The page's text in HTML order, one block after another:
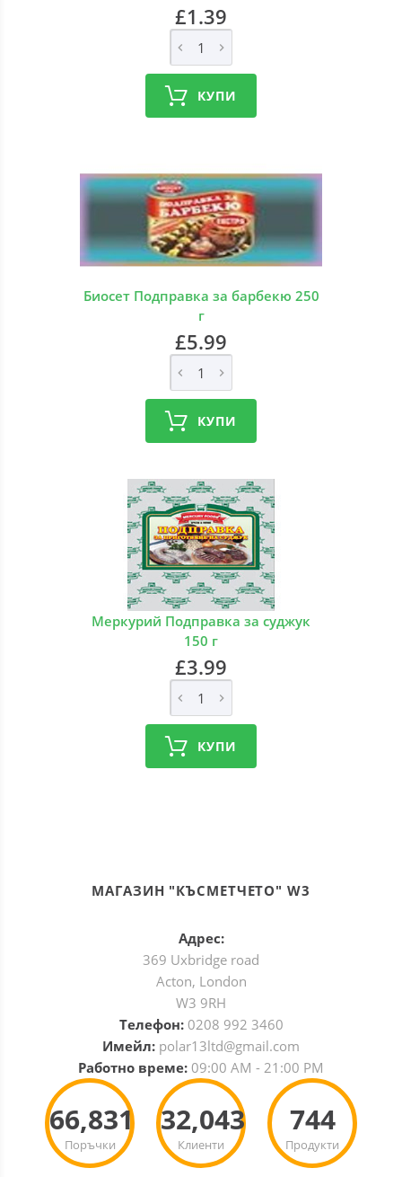
£1.39
КУПИ
Биосет Подправка за барбекю 250
г
£5.99
КУПИ
Меркурий Подправка за суджук
150 г
£3.99
КУПИ
МАГАЗИН "КЪСМЕТЧЕТО" W3
Адрес:
369 Uxbridge road
Acton, London
W3 9RH
Телефон: 0208 992 3460
Имейл: polar13ltd@gmail.com
Работно време: 09:00 AM - 21:00 PM
Поръчки
66,831
Клиенти
32,043
Продукти
744